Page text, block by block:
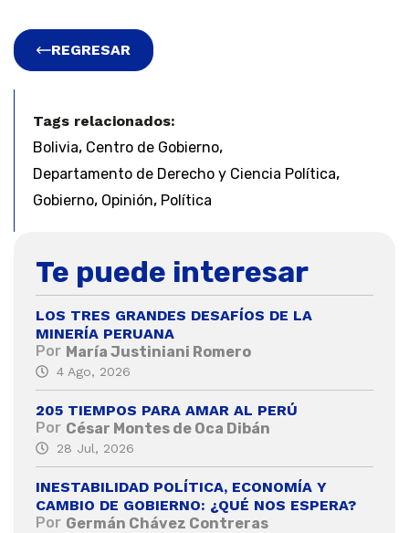
REGRESAR
Tags relacionados:
Bolivia, Centro de Gobierno,
Departamento de Derecho y Ciencia Política,
Gobierno, Opinión, Política
Te puede interesar
LOS TRES GRANDES DESAFÍOS DE LA
MINERÍA PERUANA
Por María Justiniani Romero
4 Ago, 2026
205 TIEMPOS PARA AMAR AL PERÚ
Por César Montes de Oca Dibán
28 Jul, 2026
INESTABILIDAD POLÍTICA, ECONOMÍA Y
CAMBIO DE GOBIERNO: ¿QUÉ NOS ESPERA?
Por Germán Chávez Contreras